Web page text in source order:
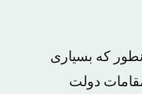
که بسیاری
دولت